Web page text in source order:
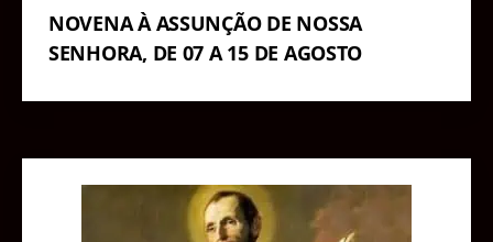
NOVENA À ASSUNÇÃO DE NOSSA
SENHORA, DE 07 A 15 DE AGOSTO